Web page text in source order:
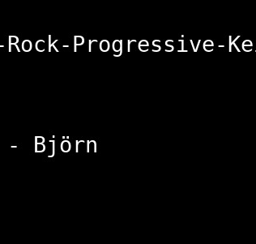
Progressive-
- Björn